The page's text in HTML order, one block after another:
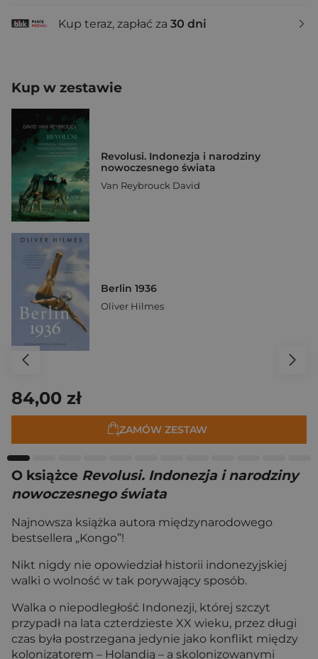
Kup teraz, zapłać za 30 dni
Kup w zestawie
Revolusi. Indonezja i narodziny
nowoczesnego świata
Van Reybrouck David
Berlin 1936
Oliver Hilmes
84,00 zł
ZAMÓW ZESTAW
O książce Revolusi. Indonezja i narodziny
nowoczesnego świata
Najnowsza książka autora międzynarodowego
bestsellera „Kongo”!
Nikt nigdy nie opowiedział historii indonezyjskiej
walki o wolność w tak porywający sposób.
Walka o niepodległość Indonezji, której szczyt
przypadł na lata czterdzieste XX wieku, przez długi
czas była postrzegana jedynie jako konflikt między
kolonizatorem – Holandią – a skolonizowanymi